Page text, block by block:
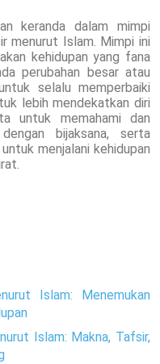
keranda dalam mimpi
menurut Islam. Mimpi ini
kehidupan yang fana
perubahan besar atau
selalu memperbaiki
lebih mendekatkan diri
untuk memahami dan
bijaksana, serta
menjalani kehidupan
Islam: Menemukan
Islam: Makna, Tafsir,